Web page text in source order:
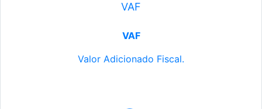
VAF
VAF
Valor Adicionado Fiscal.